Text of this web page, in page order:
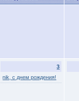
3
nik, с днем рождения!